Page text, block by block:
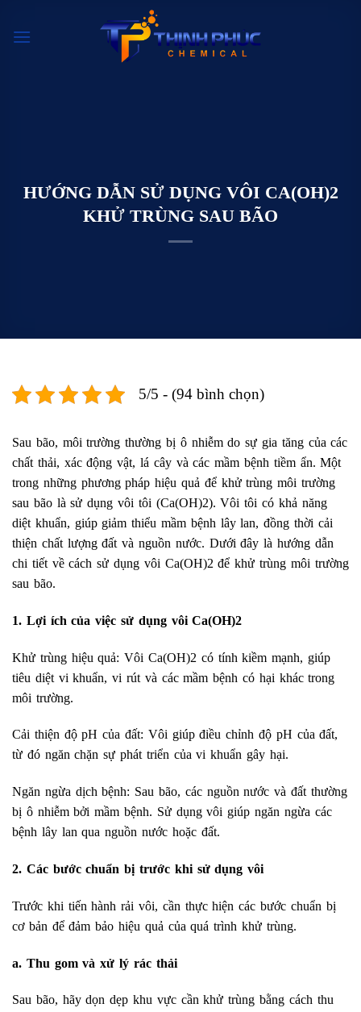
đến
HƯỚNG DẪN SỬ DỤNG VÔI CA(OH)2
KHỬ TRÙNG SAU BÃO
5/5 - (94 bình chọn)
Sau bão, môi trường thường bị ô nhiễm do sự gia tăng của các
chất thải, xác động vật, lá cây và các mầm bệnh tiềm ẩn. Một
trong những phương pháp hiệu quả để khử trùng môi trường
sau bão là sử dụng vôi tôi (Ca(OH)2). Vôi tôi có khả năng
diệt khuẩn, giúp giảm thiểu mầm bệnh lây lan, đồng thời cải
thiện chất lượng đất và nguồn nước. Dưới đây là hướng dẫn
chi tiết về cách sử dụng vôi Ca(OH)2 để khử trùng môi trường
sau bão.
1. Lợi ích của việc sử dụng vôi Ca(OH)2
Khử trùng hiệu quả: Vôi Ca(OH)2 có tính kiềm mạnh, giúp
tiêu diệt vi khuẩn, vi rút và các mầm bệnh có hại khác trong
môi trường.
Cải thiện độ pH của đất: Vôi giúp điều chỉnh độ pH của đất,
từ đó ngăn chặn sự phát triển của vi khuẩn gây hại.
Ngăn ngừa dịch bệnh: Sau bão, các nguồn nước và đất thường
bị ô nhiễm bởi mầm bệnh. Sử dụng vôi giúp ngăn ngừa các
bệnh lây lan qua nguồn nước hoặc đất.
2. Các bước chuẩn bị trước khi sử dụng vôi
Trước khi tiến hành rải vôi, cần thực hiện các bước chuẩn bị
cơ bản để đảm bảo hiệu quả của quá trình khử trùng.
a. Thu gom và xử lý rác thải
Sau bão, hãy dọn dẹp khu vực cần khử trùng bằng cách thu